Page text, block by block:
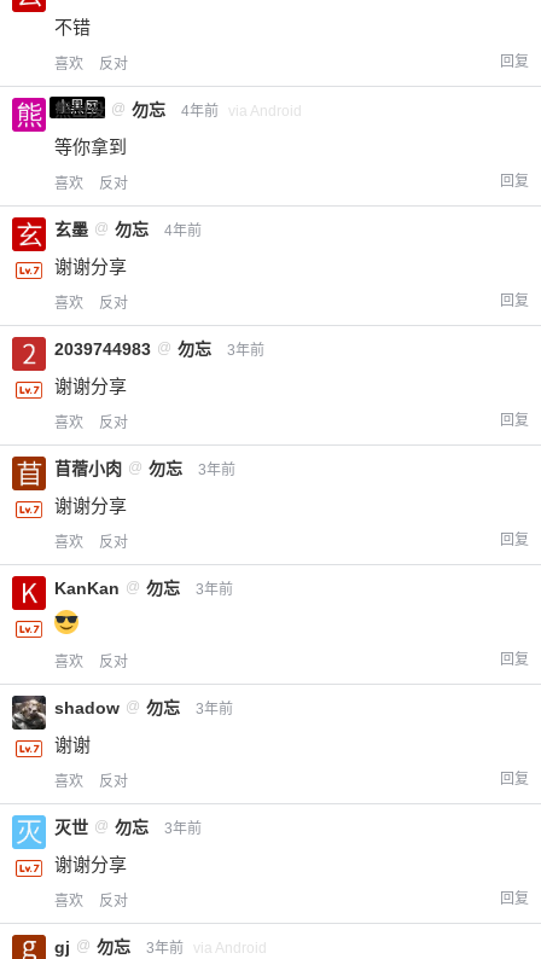
不错
喜欢 反对 回复
小黑屋
熊出没 @ 勿忘 4年前 via Android
等你拿到
喜欢 反对 回复
玄墨 @ 勿忘 4年前
谢谢分享
喜欢 反对 回复
2039744983 @ 勿忘 3年前
谢谢分享
喜欢 反对 回复
苜蓿小肉 @ 勿忘 3年前
谢谢分享
喜欢 反对 回复
KanKan @ 勿忘 3年前
喜欢 反对 回复
shadow @ 勿忘 3年前
谢谢
喜欢 反对 回复
灭世 @ 勿忘 3年前
谢谢分享
喜欢 反对 回复
gj @ 勿忘 3年前 via Android